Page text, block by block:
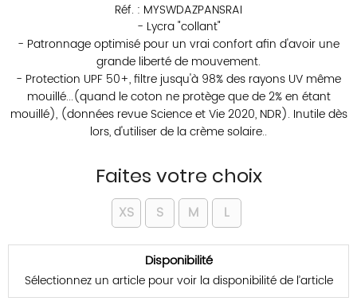
Réf. : MYSWDAZPANSRAI
- Lycra "collant"
- Patronnage optimisé pour un vrai confort afin d'avoir une
grande liberté de mouvement.
- Protection UPF 50+, filtre jusqu'à 98% des rayons UV même
mouillé...(quand le coton ne protège que de 2% en étant
mouillé), (données revue Science et Vie 2020, NDR). Inutile dès
lors, d'utiliser de la crème solaire..
Faites votre choix
XS S M L
Disponibilité
Sélectionnez un article pour voir la disponibilité de l’article